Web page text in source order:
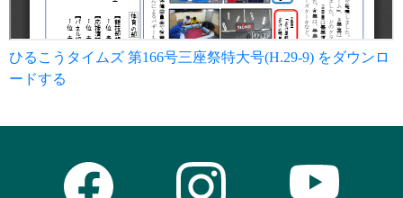
ひるこうタイムズ 第166号三座祭特大号(H.29-9) をダウンロ
ードする